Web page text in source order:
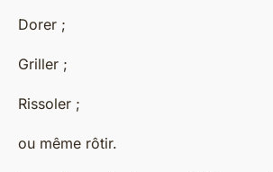
Dorer ;
Griller ;
Rissoler ;
ou même rôtir.